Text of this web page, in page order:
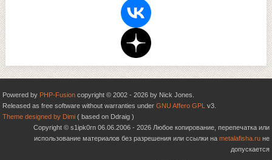
Powered by PHP-Fusion copyright © 2002 - 2026 by Nick Jones.
Released as free software without warranties under GNU Affero GPL v3.
Theme designed by Dimi ( based on Ddraig )
Copyright © s1ipk0rn 06.06.2006 - 2026 Любое копирование, перепечатка или
использование материалов без разрешения или ссылки на metalafisha.ru не
допускается